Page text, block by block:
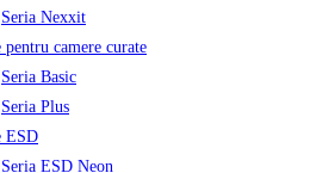
Seria Nexxit
pentru camere curate
Seria Basic
Seria Plus
ESD
Seria ESD Neon